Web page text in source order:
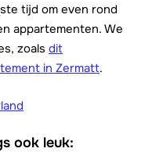
tijd om even rond
appartementen. We
zoals dit
in Zermatt.
ook leuk: